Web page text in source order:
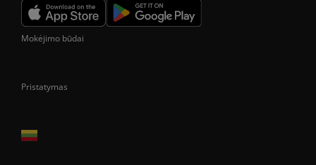
Mokėjimo būdai
Pristatymas